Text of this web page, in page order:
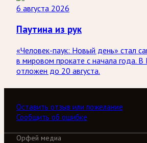
6 августа 2026
Паутина из рук
«Человек-паук: Новый день» стал
в мировом прокате с начала года.
отложен до 20 августа.
Оставить отзыв или пожелание
Сообщить об ошибке
Орфей медиа